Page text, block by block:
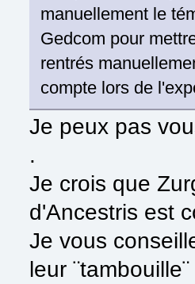
manuellement le
Gedcom pour
rentrés
compte lors de
Je peux pas
.
Je crois que
d'Ancestris est
Je vous
leur